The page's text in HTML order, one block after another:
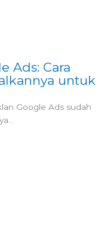
Ads: Cara
untuk
Google Ads sudah